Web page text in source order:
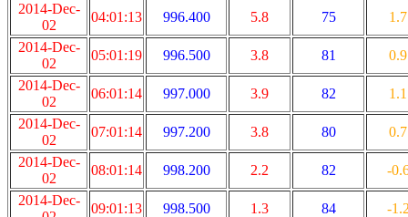
2014-Dec-
02
04:01:13 996.400 5.8 75
1.7
2014-Dec-
02
05:01:19 996.500 3.8 81
0.9
2014-Dec-
02
06:01:14 997.000 3.9 82
1.1
2014-Dec-
02
07:01:14 997.200 3.8 80
0.7
2014-Dec-
02
08:01:14 998.200 2.2 82
-
2014-Dec-
09:01:13 998.500 1.3 84
-